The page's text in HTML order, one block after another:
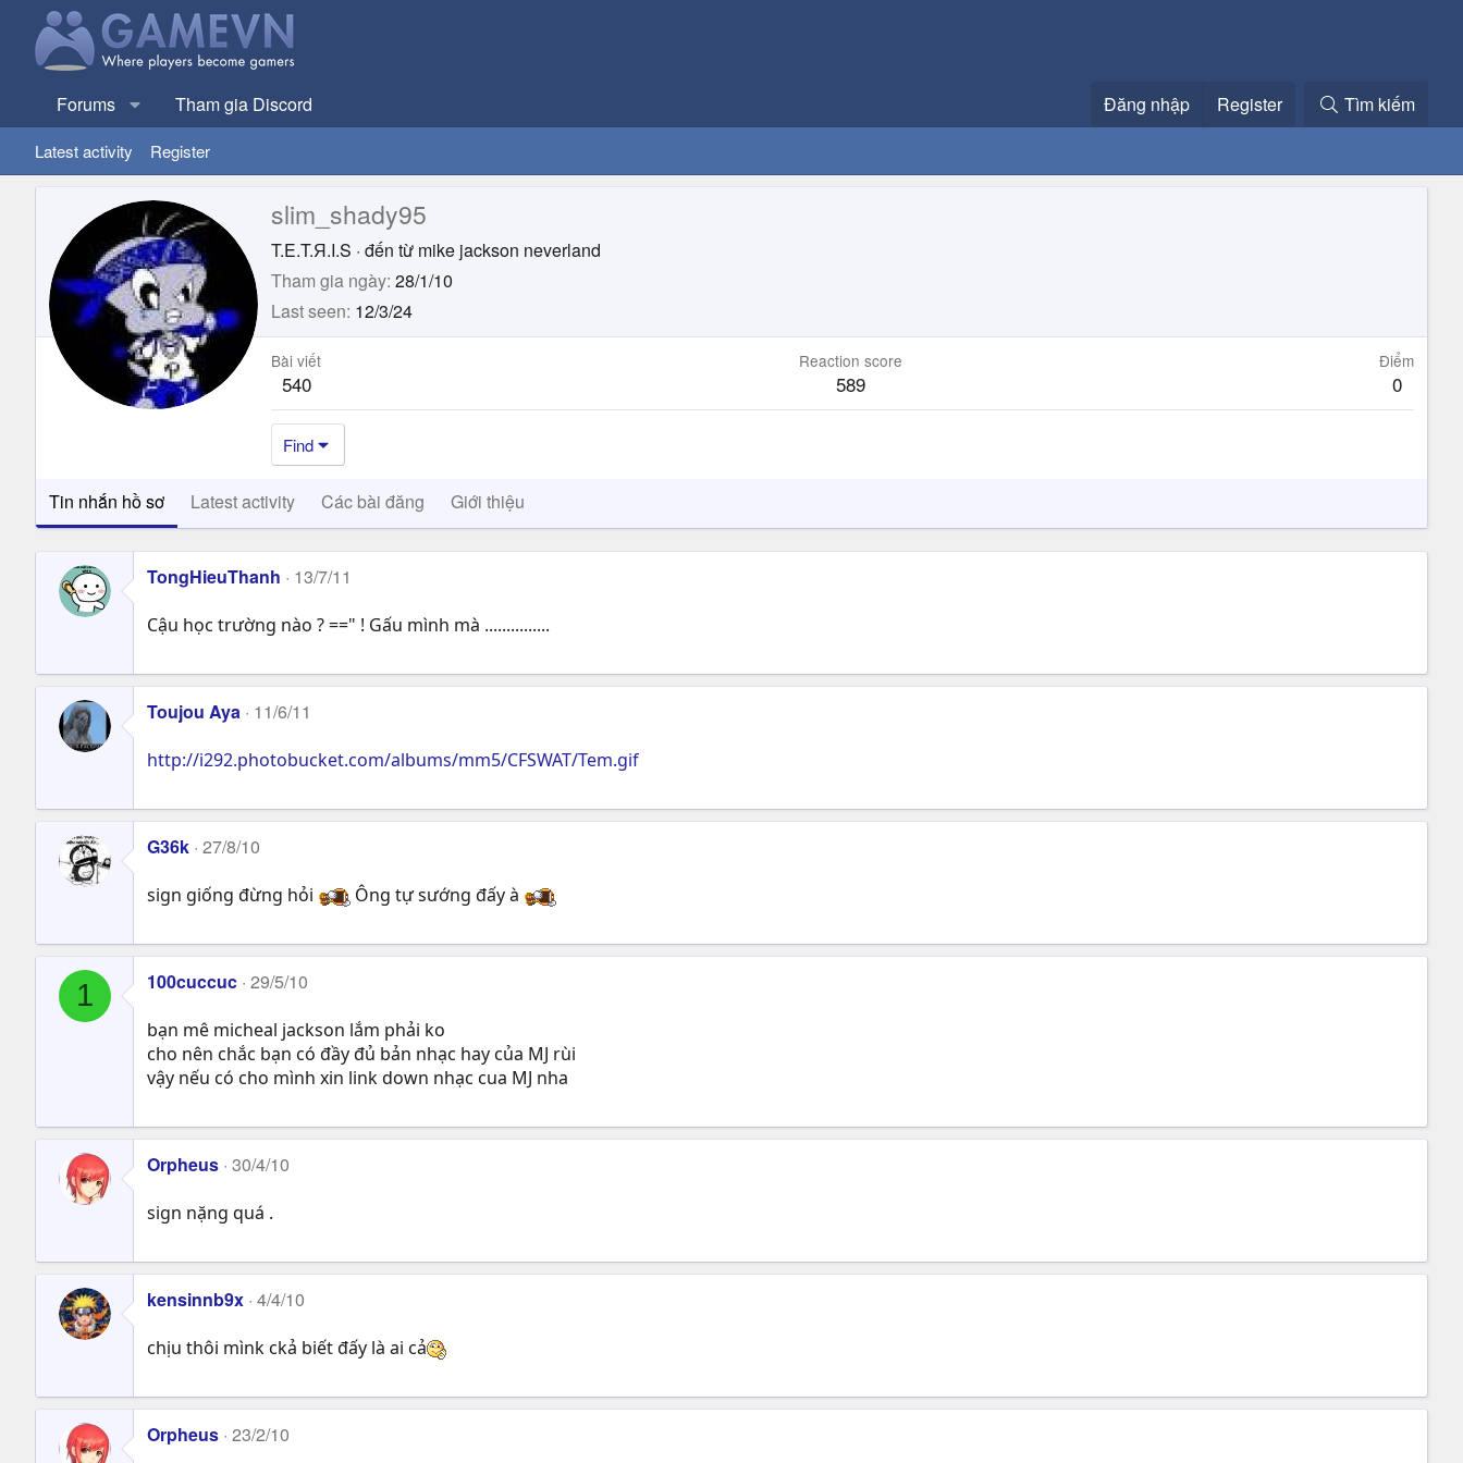
Forums Tham gia Discord Đăng nhập Register Tìm kiếm
Latest activity Register
slim_shady95
T.E.T.Я.I.S · đến từ mike jackson neverland
Tham gia ngày 28/1/10
Last seen 12/3/24
Bài viết
540
Reaction score
589
Điểm
0
Find
Tin nhắn hồ sơ Latest activity Các bài đăng Giới thiệu
TongHieuThanh 13/7/11
Cậu học trường nào ? ==" ! Gấu mình mà ...............
Toujou Aya 11/6/11
http://i292.photobucket.com/albums/mm5/CFSWAT/Tem.gif
G36k 27/8/10
sign giống đừng hỏi Ông tự sướng đấy à
1 100cuccuc 29/5/10
bạn mê micheal jackson lắm phải ko
cho nên chắc bạn có đầy đủ bản nhạc hay của MJ rùi
vậy nếu có cho mình xin link down nhạc cua MJ nha
Orpheus 30/4/10
sign nặng quá .
kensinnb9x 4/4/10
chịu thôi mìnk ckả biết đấy là ai cả
Orpheus 23/2/10